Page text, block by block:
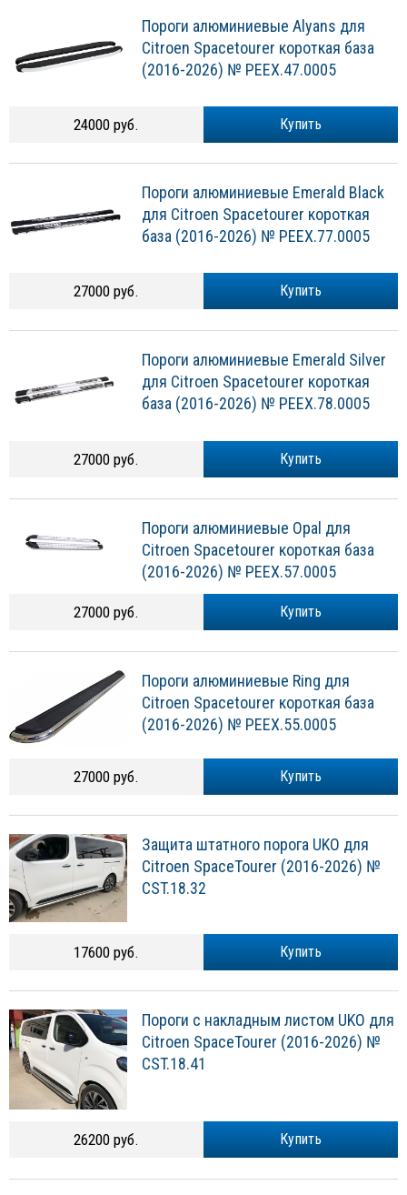
Пороги алюминиевые Alyans для
Citroen Spacetourer короткая база
(2016-2026) № PEEX.47.0005
Купить
24000 руб.
Пороги алюминиевые Emerald Black
для Citroen Spacetourer короткая
база (2016-2026) № PEEX.77.0005
Купить
27000 руб.
Пороги алюминиевые Emerald Silver
для Citroen Spacetourer короткая
база (2016-2026) № PEEX.78.0005
Купить
27000 руб.
Пороги алюминиевые Opal для
Citroen Spacetourer короткая база
(2016-2026) № PEEX.57.0005
Купить
27000 руб.
Пороги алюминиевые Ring для
Citroen Spacetourer короткая база
(2016-2026) № PEEX.55.0005
Купить
27000 руб.
Защита штатного порога UKO для
Citroen SpaceTourer (2016-2026) №
CST.18.32
Купить
17600 руб.
Пороги с накладным листом UKO для
Citroen SpaceTourer (2016-2026) №
CST.18.41
Купить
26200 руб.